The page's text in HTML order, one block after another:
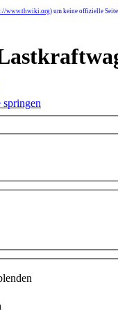
www.thwiki.org) um keine offizielle
springen